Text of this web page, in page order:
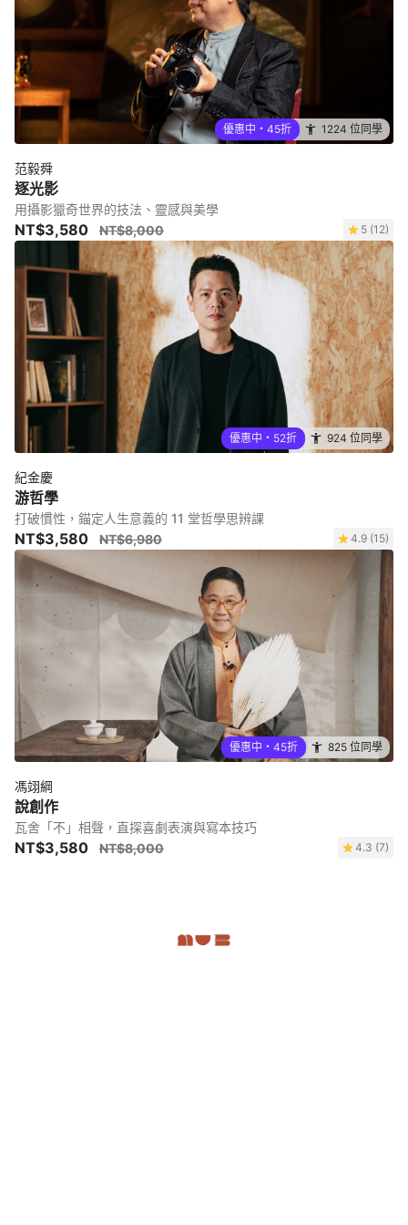
優惠中・45折 1224 位同學
范毅舜
逐光影
用攝影獵奇世界的技法、靈感與美學
NT$3,580 NT$8,000 5 (12)
優惠中・52折 924 位同學
紀金慶
游哲學
打破慣性，錨定人生意義的 11 堂哲學思辨課
NT$3,580 NT$6,980 4.9 (15)
優惠中・45折 825 位同學
馮翊綱
說創作
瓦舍「不」相聲，直探喜劇表演與寫本技巧
NT$3,580 NT$8,000 4.3 (7)